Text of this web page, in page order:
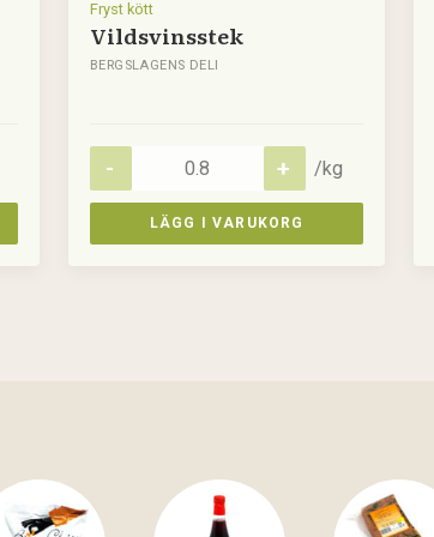
Fryst kött
Vildsvinsstek
BERGSLAGENS DELI
/kg
LÄGG I VARUKORG